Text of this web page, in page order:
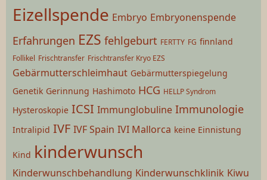
Eizellspende Embryo Embryonenspende
Erfahrungen EZS fehlgeburt FERTTY FG finnland
Follikel Frischtransfer Frischtransfer Kryo EZS
Gebärmutterschleimhaut Gebärmutterspiegelung
Genetik Gerinnung Hashimoto HCG HELLP Syndrom
Hysteroskopie ICSI Immunglobuline Immunologie
Intralipid IVF IVF Spain IVI Mallorca keine Einnistung
Kind kinderwunsch
Kinderwunschbehandlung Kinderwunschklinik Kiwu